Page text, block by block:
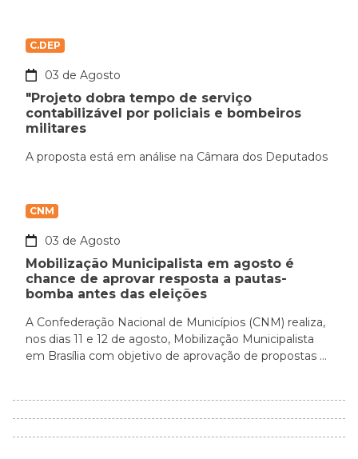
C.DEP
03 de Agosto
"Projeto dobra tempo de serviço
contabilizável por policiais e bombeiros
militares
A proposta está em análise na Câmara dos Deputados
CNM
03 de Agosto
Mobilização Municipalista em agosto é
chance de aprovar resposta a pautas-
bomba antes das eleições
A Confederação Nacional de Municípios (CNM) realiza,
nos dias 11 e 12 de agosto, Mobilização Municipalista
em Brasília com objetivo de aprovação de propostas ...